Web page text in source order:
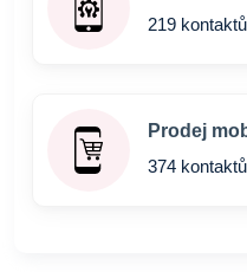
219 kontaktů
Prodej
374 kontaktů